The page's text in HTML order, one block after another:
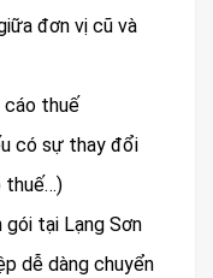
đơn vị cũ và
cáo thuế
có sự thay đổi
thuế…)
tại Lạng Sơn
dễ dàng chuyển